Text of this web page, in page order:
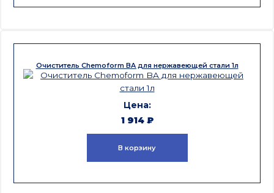
Очиститель Chemoform BA для нержавеющей стали 1л
1 914 ₽
В корзину